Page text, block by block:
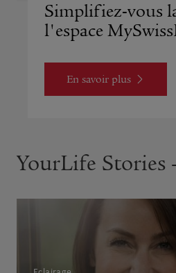
Simplifiez-vous
l'espace
En savoir plus
YourLife Stories